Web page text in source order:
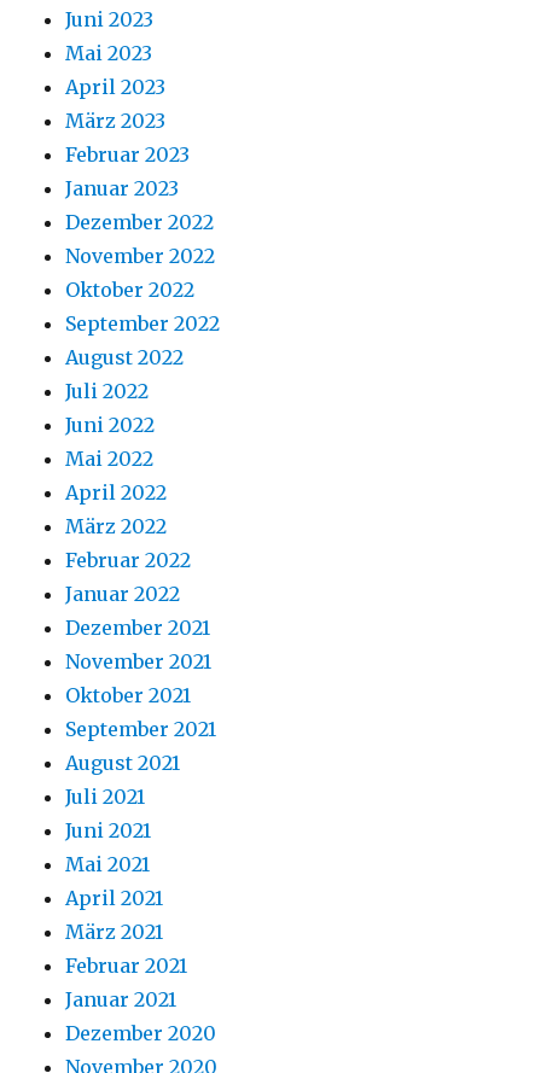
Juni 2023
Mai 2023
April 2023
März 2023
Februar 2023
Januar 2023
Dezember 2022
November 2022
Oktober 2022
September 2022
August 2022
Juli 2022
Juni 2022
Mai 2022
April 2022
März 2022
Februar 2022
Januar 2022
Dezember 2021
November 2021
Oktober 2021
September 2021
August 2021
Juli 2021
Juni 2021
Mai 2021
April 2021
März 2021
Februar 2021
Januar 2021
Dezember 2020
November 2020